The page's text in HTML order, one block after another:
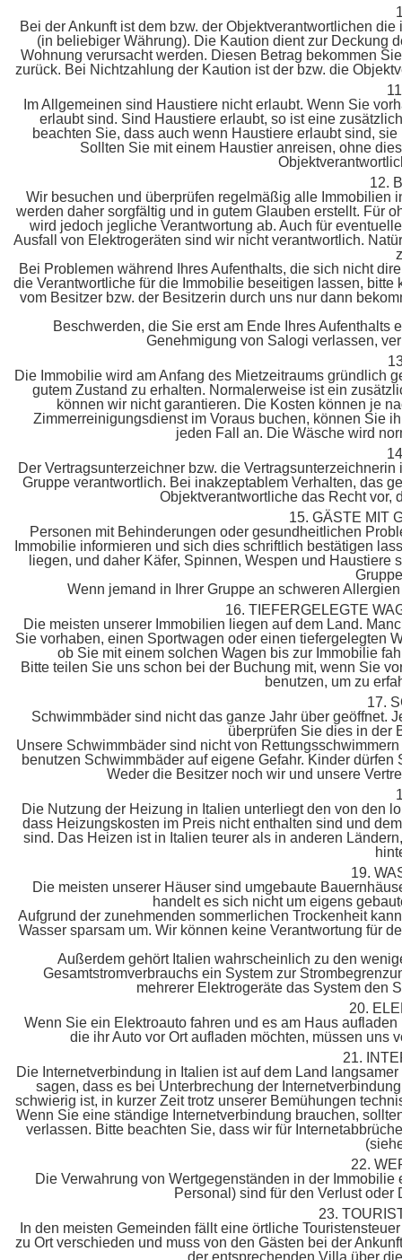
Bei der Ankunft ist dem bzw. der Objektverantwortlichen
(in beliebiger Währung). Die Kaution dient zur Deckung
Wohnung verursacht werden. Diesen Betrag bekommen
zurück. Bei Nichtzahlung der Kaution ist der bzw. die
Im Allgemeinen sind Haustiere nicht erlaubt. Wenn Sie
erlaubt sind. Sind Haustiere erlaubt, so ist eine
beachten Sie, dass auch wenn Haustiere erlaubt sind,
Sollten Sie mit einem Haustier anreisen, ohne
12.
Wir besuchen und überprüfen regelmäßig alle Immobilien
werden daher sorgfältig und in gutem Glauben erstellt. Für
wird jedoch jegliche Verantwortung ab. Auch für
Ausfall von Elektrogeräten sind wir nicht verantwortlich.
Bei Problemen während Ihres Aufenthalts, die sich nicht
die Verantwortliche für die Immobilie beseitigen lassen,
vom Besitzer bzw. der Besitzerin durch uns nur dann
Beschwerden, die Sie erst am Ende Ihres
Genehmigung von Salogi verlassen,
Die Immobilie wird am Anfang des Mietzeitraums gründlich
gutem Zustand zu erhalten. Normalerweise ist ein
können wir nicht garantieren. Die Kosten können je
Zimmerreinigungsdienst im Voraus buchen, können Sie
jeden Fall an. Die Wäsche wird
Der Vertragsunterzeichner bzw. die
Gruppe verantwortlich. Bei inakzeptablem Verhalten, das
Objektverantwortliche das Recht vor,
15. GÄSTE MIT
Personen mit Behinderungen oder gesundheitlichen
Immobilie informieren und sich dies schriftlich bestätigen
liegen, und daher Käfer, Spinnen, Wespen und
Wenn jemand in Ihrer Gruppe an schweren
16. TIEFERGELEGTE
Die meisten unserer Immobilien liegen auf dem Land.
Sie vorhaben, einen Sportwagen oder einen tiefergelegten
ob Sie mit einem solchen Wagen bis zur Immobilie
Bitte teilen Sie uns schon bei der Buchung mit, wenn Sie
benutzen, um zu
17.
Schwimmbäder sind nicht das ganze Jahr über geöffnet.
überprüfen Sie dies in der
Unsere Schwimmbäder sind nicht von
benutzen Schwimmbäder auf eigene Gefahr. Kinder
Weder die Besitzer noch wir und unsere
Die Nutzung der Heizung in Italien unterliegt den von den
dass Heizungskosten im Preis nicht enthalten sind und
sind. Das Heizen ist in Italien teurer als in anderen
19.
Die meisten unserer Häuser sind umgebaute
handelt es sich nicht um eigens
Aufgrund der zunehmenden sommerlichen Trockenheit
Wasser sparsam um. Wir können keine Verantwortung für
Außerdem gehört Italien wahrscheinlich zu den
Gesamtstromverbrauchs ein System zur
mehrerer Elektrogeräte das System den
20.
Wenn Sie ein Elektroauto fahren und es am Haus
die ihr Auto vor Ort aufladen möchten, müssen uns
21.
Die Internetverbindung in Italien ist auf dem Land
sagen, dass es bei Unterbrechung der
schwierig ist, in kurzer Zeit trotz unserer Bemühungen
Wenn Sie eine ständige Internetverbindung brauchen,
verlassen. Bitte beachten Sie, dass wir für
22.
Die Verwahrung von Wertgegenständen in der
Personal) sind für den Verlust
23.
In den meisten Gemeinden fällt eine örtliche
zu Ort verschieden und muss von den Gästen bei der
der entsprechenden Villa über